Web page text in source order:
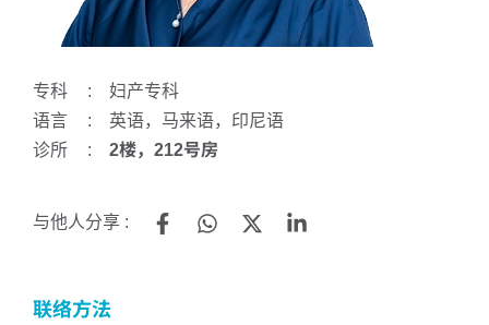
专科 : 妇产专科
语言
: 英语，马来语，印尼语
诊所
: 2楼，212号房
与他人分享 :
联络方法